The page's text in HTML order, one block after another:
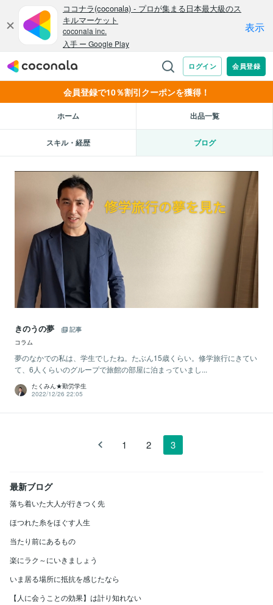
会員登録で10％割引クーポンを獲得！
ホーム 出品一覧
スキル・経歴 ブログ
きのうの夢
記事
コラム
夢のなかでの私は、学生でしたね。たぶん15歳くらい。修学旅行にきてい
て、6人くらいのグループで旅館の部屋に泊まっていまし...
たくみん★勤労学生
2022/12/26 22:05
1 2 3
最新ブログ
落ち着いた大人が行きつく先
ほつれた糸をほぐす人生
当たり前にあるもの
楽にラク～にいきましょう
いま居る場所に抵抗を感じたなら
【人に会うことの効果】は計り知れない